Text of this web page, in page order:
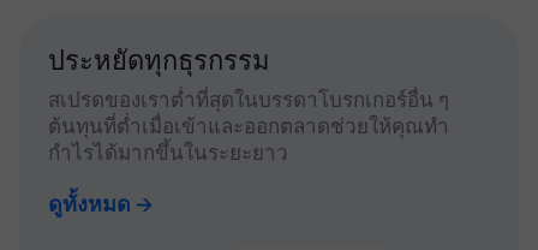
ประหยัดทุกธุรกรรม
สเปรดของเราต่ำที่สุดในบรรดาโบรกเกอร์อื่น ๆ
ต้นทุนที่ต่ำเมื่อเข้าและออกตลาดช่วยให้คุณทำ
กำไรได้มากขึ้นในระยะยาว
ดูทั้งหมด